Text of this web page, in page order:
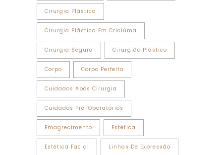
Cirurgia Plástica
Cirurgia Plástica Em Criciúma
Cirurgia Segura Cirurgião Plástico
Corpo Corpo Perfeito
Cuidados Após Cirurgia
Cuidados Pré-Operatórios
Emagrecimento Estética
Estética Facial Linhas De Expressão